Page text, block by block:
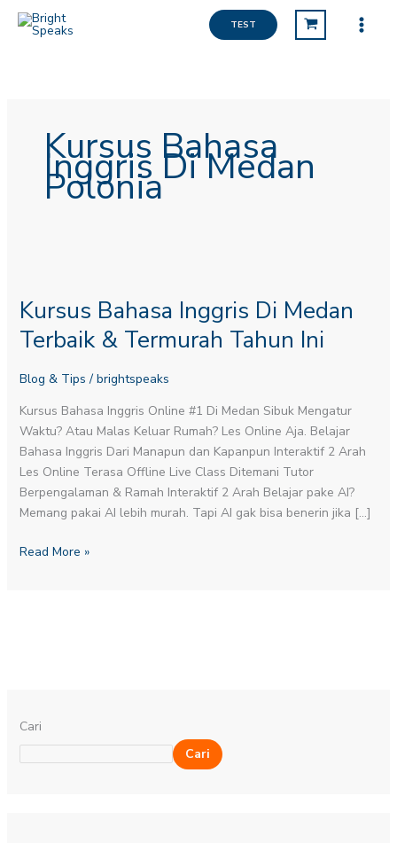
Lewati
TEST
Kursus Bahasa
Inggris Di Medan
Polonia
Kursus Bahasa Inggris Di Medan
Terbaik & Termurah Tahun Ini
Blog & Tips / brightspeaks
Kursus Bahasa Inggris Online #1 Di Medan Sibuk Mengatur
Waktu? Atau Malas Keluar Rumah? Les Online Aja. Belajar
Bahasa Inggris Dari Manapun dan Kapanpun Interaktif 2 Arah
Les Online Terasa Offline Live Class Ditemani Tutor
Berpengalaman & Ramah Interaktif 2 Arah Belajar pake AI?
Memang pakai AI lebih murah. Tapi AI gak bisa benerin jika […]
Inggris
Di
Medan
&
Termurah
Tahun
Ini
Read More »
Cari
Cari